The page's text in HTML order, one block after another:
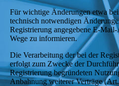
Für wichtige Änderungen etwa
technisch notwendigen
Registrierung angegebene E-
Wege zu informieren.
Die Verarbeitung der bei der
erfolgt zum Zwecke der
Registrierung begründeten
Anbahnung weiterer Verträge